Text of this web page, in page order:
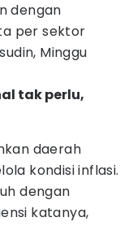
dengan
per sektor
Minggu
tak perlu,
daerah
kondisi inflasi.
dengan
katanya,